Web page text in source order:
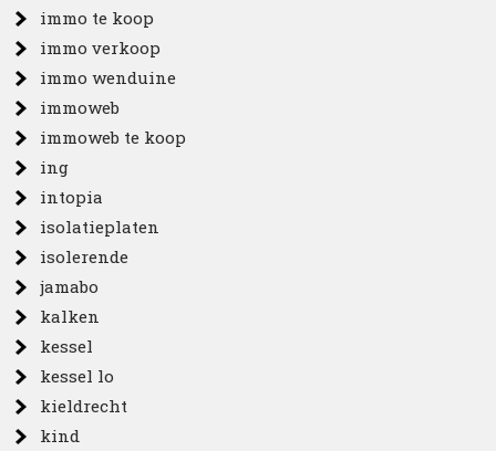
immo te koop
immo verkoop
immo wenduine
immoweb
immoweb te koop
ing
intopia
isolatieplaten
isolerende
jamabo
kalken
kessel
kessel lo
kieldrecht
kind